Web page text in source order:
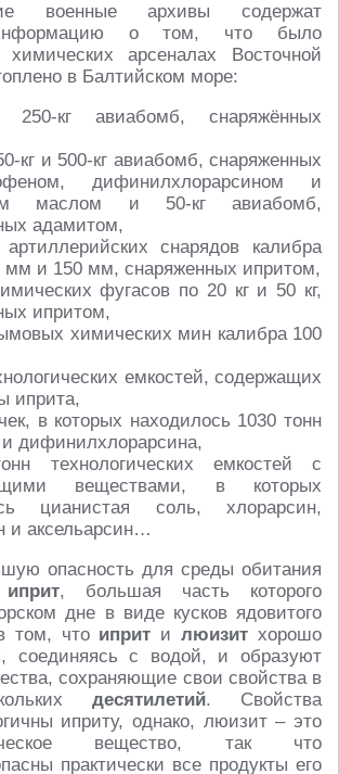
военные архивы содержат
о том, что было
арсеналах Восточной
в Балтийском море:
кг авиабомб, снаряжённых
кг и 500-кг авиабомб, снаряженных
дифинилхлорарсином и
маслом и 50-кг авиабомб,
адамитом,
снарядов калибра
мм и 150 мм, снаряженных ипритом,
фугасов по 20 кг и 50 кг,
ипритом,
химических мин калибра 100
емкостей, содержащих
иприта,
в которых находилось 1030 тонн
дифинилхлорарсина,
технологических емкостей с
веществами, в которых
цианистая соль, хлорарсин,
и аксельарсин…
опасность для среды обитания
иприт, большая часть которого
дне в виде кусков ядовитого
том, что иприт илюизит хорошо
соединяясь с водой, и образуют
сохраняющие свои свойства в
десятилетий. Свойства
иприту, однако, люизит – это
вещество, так что
практически все продукты его